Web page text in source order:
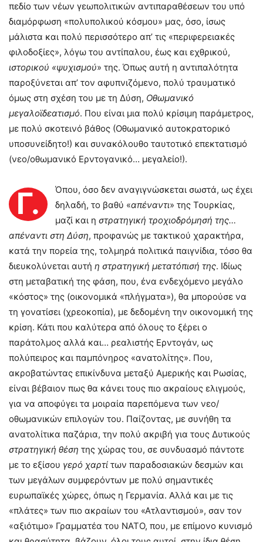
πεδίο των νέων γεωπολιτικών αντιπαραθέσεων του υπό
διαμόρφωση «πολυπολικού κόσμου» μας, όσο, ίσως
μάλιστα και πολύ περισσότερο απ’ τις «περιφερειακές
φιλοδοξίες», λόγω του αντίπαλου, έως και εχθρικού,
ιστορικού «ψυχισμού» της. Όπως αυτή η αντιπαλότητα
παροξύνεται απ’ τον αφυπνιζόμενο, πολύ τραυματικό
όμως στη σχέση του με τη Δύση, Οθωμανικό
μεγαλοϊδεατισμό. Που είναι μια πολύ κρίσιμη παράμετρος,
με πολύ σκοτεινό βάθος (Οθωμανικό αυτοκρατορικό
υποσυνείδητο!) και συνακόλουθο ταυτοτικό επεκτατισμό
(νεο/οθωμανικό Ερντογανικό… μεγαλείο!).
Γ.
Όπου, όσο δεν αναγιγνώσκεται σωστά, ως έχει
δηλαδή, το βαθύ «απέναντι» της Τουρκίας,
μαζί και η στρατηγική τροχιοδρόμησή της…
απέναντι στη Δύση, προφανώς με τακτικού χαρακτήρα,
κατά την πορεία της, τολμηρά πολιτικά παιγνίδια, τόσο θα
διευκολύνεται αυτή η στρατηγική μετατόπισή της. Ιδίως
στη μεταβατική της φάση, που, ένα ενδεχόμενο μεγάλο
«κόστος» της (οικονομικά «πλήγματα»), θα μπορούσε να
τη γονατίσει (χρεοκοπία), με δεδομένη την οικονομική της
κρίση. Κάτι που καλύτερα από όλους το ξέρει ο
παράτολμος αλλά και… ρεαλιστής Ερντογάν, ως
πολύπειρος και παμπόνηρος «ανατολίτης». Που,
ακροβατώντας επικίνδυνα μεταξύ Αμερικής και Ρωσίας,
είναι βέβαιον πως θα κάνει τους πιο ακραίους ελιγμούς,
για να αποφύγει τα μοιραία παρεπόμενα των νεο/
οθωμανικών επιλογών του. Παίζοντας, με συνήθη τα
ανατολίτικα παζάρια, την πολύ ακριβή για τους Δυτικούς
στρατηγική θέση της χώρας του, σε συνδυασμό πάντοτε
με το εξίσου γερό χαρτί των παραδοσιακών δεσμών και
των μεγάλων συμφερόντων με πολύ σημαντικές
ευρωπαϊκές χώρες, όπως η Γερμανία. Αλλά και με τις
«πλάτες» των πιο ακραίων του «Ατλαντισμού», σαν τον
«αξιότιμο» Γραμματέα του ΝΑΤΟ, που, με επίμονο κυνισμό